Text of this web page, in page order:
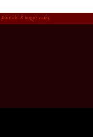
kontakt & impressum